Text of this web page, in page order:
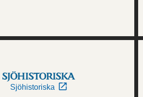
Sjöhistoriska